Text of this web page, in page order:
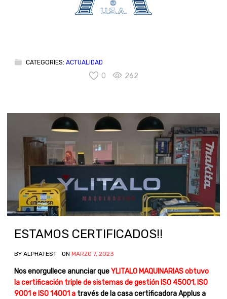
CATEGORIES: ACTUALIDAD
0 262
ESTAMOS CERTIFICADOS!!
BY ALPHATEST ON MARZO 7, 2023
Nos enorgullece anunciar queYLITALO MAQUINARIAS obtuvo
la certificación triple de sistemas de gestión ISO 45001, ISO
9001 e ISO 14001 a través de la casa certificadora Applus a